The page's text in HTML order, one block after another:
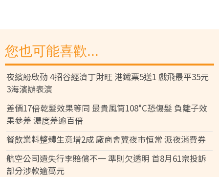
您也可能喜歡...
夜繽紛啟動 4招谷經濟丁財旺 港鐵票5送1 戲飛最平35元
3海濱辦表演
差價17倍乾髮效果等同 最貴風筒108°C恐傷髮 負離子效
果參差 濃度差逾百倍
餐飲業料整體生意增2成 廠商會冀夜市恒常 派夜消費券
航空公司遺失行李賠償不一 準則欠透明 首8月61宗投訴
部分涉款逾萬元